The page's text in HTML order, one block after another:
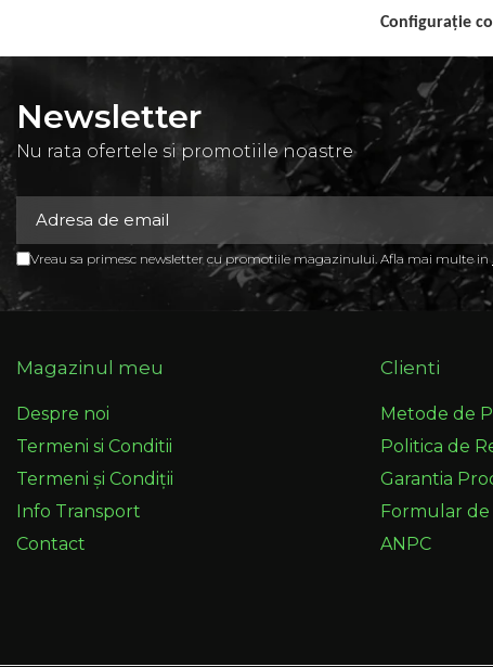
Configurație
Newsletter
Nu rata ofertele si promotiile noastre
Vreau sa primesc newsletter cu promotiile magazinului. Afla mai multe in
Magazinul meu
Despre noi
Termeni si Conditii
Termeni și Condiții
Info Transport
Contact
Clienti
Metode de
Politica de
Garantia
Formular
ANPC